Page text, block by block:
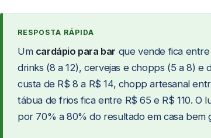
Um cardápio para bar que vende fica
drinks (8 a 12), cervejas e chopps (5 a 8) e
custa de R$ 8 a R$ 14, chopp artesanal
tábua de frios fica entre R$ 65 e R$ 110.
por 70% a 80% do resultado em casa bem